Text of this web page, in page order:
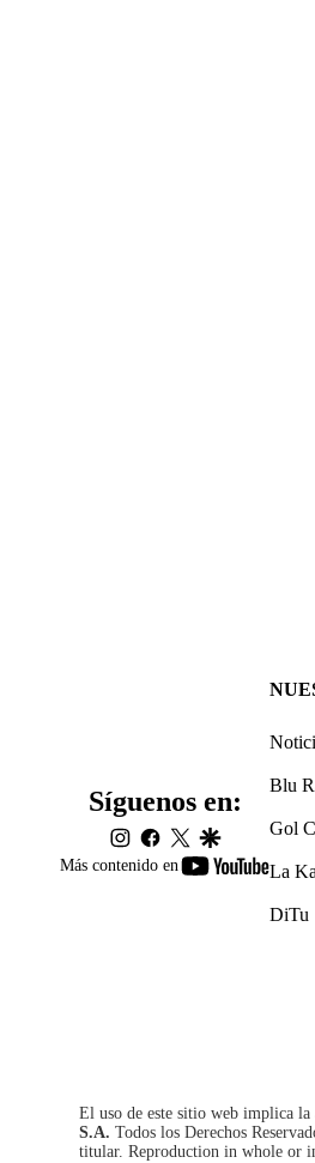
Más contenido en
Síguenos en:
instagram
facebook
twittergoogle
Blu
Gol
La
DiTu
El uso de este sitio web implica la
S.A. Todos los Derechos
titular. Reproduction in whole or